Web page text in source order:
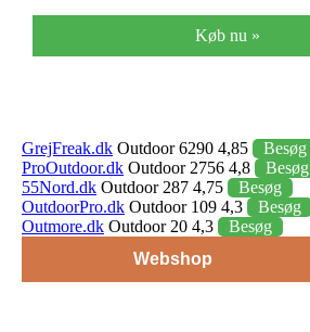
Køb nu »
GrejFreak.dk Outdoor 6290 4,85
Besøg
ProOutdoor.dk Outdoor 2756 4,8
Besøg
55Nord.dk Outdoor 287 4,75
Besøg
OutdoorPro.dk Outdoor 109 4,3
Besøg
Outmore.dk Outdoor 20 4,3
Besøg
Webshop